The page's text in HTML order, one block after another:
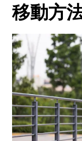
移動方